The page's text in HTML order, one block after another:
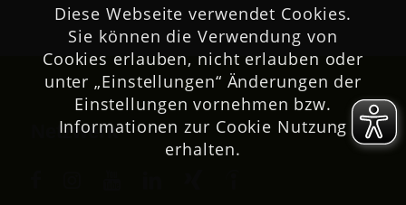
Netzwerk
Diese Webseite verwendet Cookies.
Sie können die Verwendung von
Cookies erlauben, nicht erlauben oder
unter „Einstellungen“ Änderungen der
Einstellungen vornehmen bzw.
Informationen zur Cookie Nutzung
erhalten.